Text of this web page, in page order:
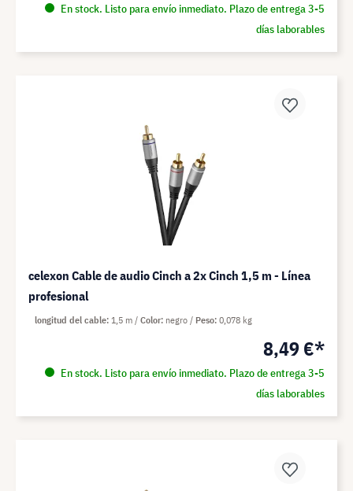
En stock. Listo para envío inmediato. Plazo de entrega 3-5
días laborables
celexon Cable de audio Cinch a 2x Cinch 1,5 m - Línea
profesional
8,49 €*
En stock. Listo para envío inmediato. Plazo de entrega 3-5
días laborables
longitud del cable 1,5 m Color negro Peso 0,078 kg